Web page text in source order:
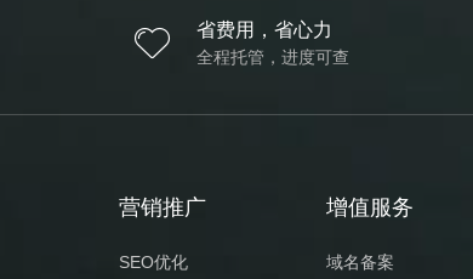
省费用，省心力
全程托管，进度可查
营销推广
SEO优化
增值服务
域名备案